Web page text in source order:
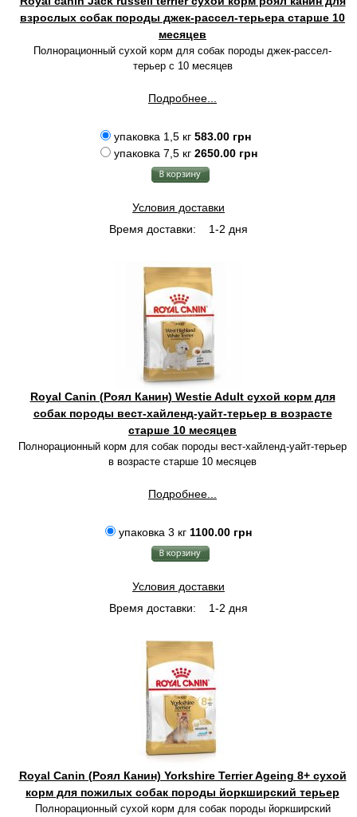
взрослых собак породы джек-рассел-терьера старше 10
месяцев
Полнорационный сухой корм для собак породы джек-рассел-
терьер с 10 месяцев
Подробнее...
упаковка 1,5 кг 583.00 грн
упаковка 7,5 кг 2650.00 грн
Условия доставки
Время доставки:
1-2 дня
Royal Canin (Роял Канин) Westie Adult сухой корм для
собак породы вест-хайленд-уайт-терьер в возрасте
старше 10 месяцев
Полнорационный корм для собак породы вест-хайленд-уайт-терьер
в возрасте старше 10 месяцев
Подробнее...
упаковка 3 кг 1100.00 грн
Условия доставки
Время доставки:
1-2 дня
Royal Canin (Роял Канин) Yorkshire Terrier Ageing 8+ сухой
корм для пожилых собак породы йоркширский терьер
Полнорационный сухой корм для собак породы йоркширский